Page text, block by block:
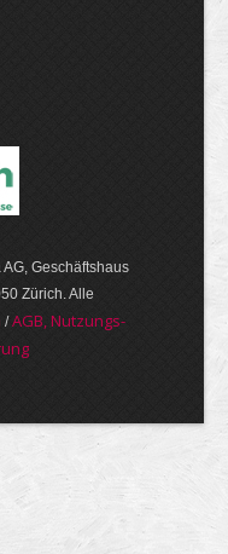
Geschäftshaus
Zürich. Alle
/AGB, Nut­zungs­